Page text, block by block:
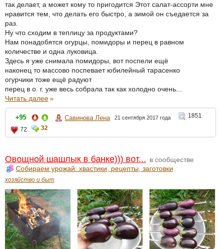
так делает, а может кому то пригодится Этот салат-ассорти мне
нравится тем, что делать его быстро, а зимой он съедается за
раз.
Ну что сходим в теплицу за продуктами?
Нам понадобятся огурцы, помидоры и перец в равном
количестве и одна луковица.
Здесь я уже снимала помидоры, вот поспели ещё
наконец то массово поспевает юбилейный тарасенко
огурчики тоже ещё радуют
перец в о. г. уже весь собрала так как холодно очень...
Читать далее»
+95 Савинова Лена 21 сентября 2017 года
1851
72
32
Овощной шашлык в банке))) вот... в сообществе
Собираем урожай: хвастики, рецепты, заготовки
хозяйство и быт